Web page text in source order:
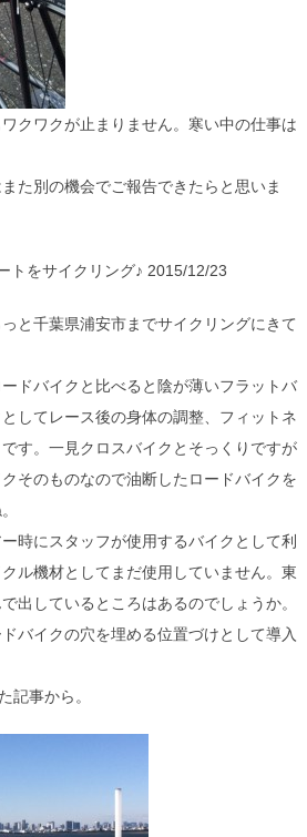
クワクが止まりません。寒い中の仕事は
た別の機会でご報告できたらと思いま
トをサイクリング♪ 2015/12/23
と千葉県浦安市までサイクリングにきて
ドバイクと比べると陰が薄いフラットバ
してレース後の身体の調整、フィットネ
す。一見クロスバイクとそっくりですが
そのものなので油断したロードバイクを
時にスタッフが使用するバイクとして利
ル機材としてまだ使用していません。東
出しているところはあるのでしょうか。
バイクの穴を埋める位置づけとして導入
記事から。